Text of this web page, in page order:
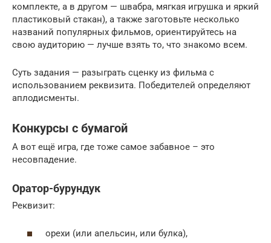
комплекте, а в другом — швабра, мягкая игрушка и яркий
пластиковый стакан), а также заготовьте несколько
названий популярных фильмов, ориентируйтесь на
свою аудиторию — лучше взять то, что знакомо всем.
Суть задания — разыграть сценку из фильма с
использованием реквизита. Победителей определяют
аплодисменты.
Конкурсы с бумагой
А вот ещё игра, где тоже самое забавное – это
несовпадение.
Оратор-бурундук
Реквизит:
орехи (или апельсин, или булка),